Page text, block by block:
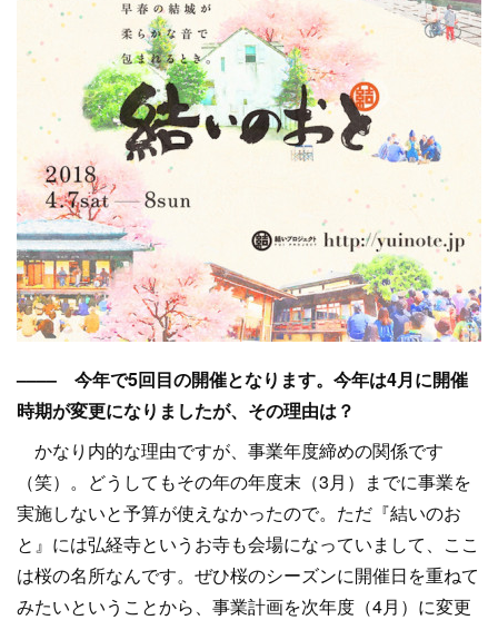
–––– 今年で5回目の開催となります。今年は4月に開催
時期が変更になりましたが、その理由は？
かなり内的な理由ですが、事業年度締めの関係です
（笑）。どうしてもその年の年度末（3月）までに事業を
実施しないと予算が使えなかったので。ただ『結いのお
と』には弘経寺というお寺も会場になっていまして、ここ
は桜の名所なんです。ぜひ桜のシーズンに開催日を重ねて
みたいということから、事業計画を次年度（4月）に変更